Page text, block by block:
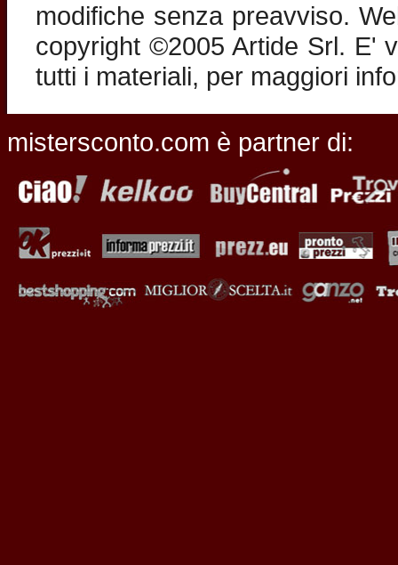
modifiche senza preavviso.
copyright ©2005 Artide Srl. E'
tutti i materiali, per maggiori
mistersconto.com è partner di: